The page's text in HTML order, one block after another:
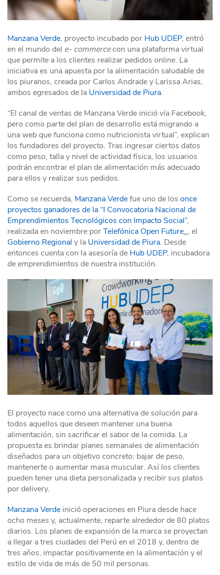
Manzana Verde, proyecto incubado por Hub UDEP, entró
en el mundo del e- commercecon una plataforma virtual
que permite a los clientes realizar pedidos online. La
iniciativa es una apuesta por la alimentación saludable de
los piuranos, creada por Carlos Andrade y Larissa Arias,
ambos egresados de la Universidad de Piura.
“El canal de ventas de Manzana Verde inició vía Facebook,
pero como parte del plan de desarrollo está migrando a
una web que funciona como nutricionista virtual”, explican
los fundadores del proyecto. Tras ingresar ciertos datos
como peso, talla y nivel de actividad física, los usuarios
podrán encontrar el plan de alimentación más adecuado
para ellos y realizar sus pedidos.
Como se recuerda, Manzana Verdefue uno de los once
proyectos ganadores de la “I Convocatoria Nacional de
Emprendimientos Tecnológicos con Impacto Social”,
realizada en noviembre porTelefónica Open Future_, el
Gobierno Regional y la Universidad de Piura. Desde
entonces cuenta con la asesoría de Hub UDEP, incubadora
de emprendimientos de nuestra institución.
El proyecto nace como una alternativa de solución para
todos aquellos que deseen mantener una buena
alimentación, sin sacrificar el sabor de la comida. La
propuesta es brindar planes semanales de alimentación
diseñados para un objetivo concreto: bajar de peso,
mantenerte o aumentar masa muscular. Así los clientes
pueden tener una dieta personalizada y recibir sus platos
por delivery.
Manzana Verde inició operaciones en Piura desde hace
ocho meses y, actualmente, reparte alrededor de 80 platos
diarios. Los planes de expansión de la marca se proyectan
a llegar a tres ciudades del Perú en el 2018 y, dentro de
tres años, impactar positivamente en la alimentación y el
estilo de vida de más de 50 mil personas.